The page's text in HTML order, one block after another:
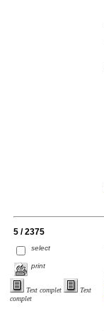
5 / 2375
select
print
Text complet
Text
complet